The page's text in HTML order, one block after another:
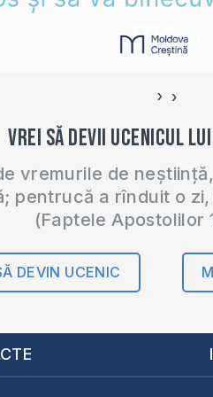
‹ ›
Vrei să devii ucenicul
vremurile de
pentrucă a rînduit o
(Faptele Apostolilor
DEVIN UCENIC